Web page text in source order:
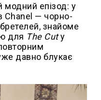
модний епізод: у
Chanel — чорно-
знайоме
для The Cutу
давно блукає